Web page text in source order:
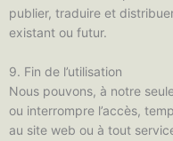
publier, traduire et
existant ou futur.
9. Fin de l’utilisation
Nous pouvons, à notre
ou interrompre l’accès,
au site web ou à tout